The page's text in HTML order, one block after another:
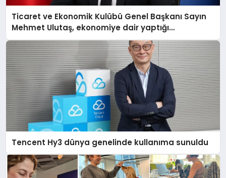
Ticaret ve Ekonomik Kulübü Genel Başkanı Sayın
Mehmet Ulutaş, ekonomiye dair yaptığı
açıklamada şunları kaydetti:
Tencent Hy3 dünya genelinde kullanıma sunuldu